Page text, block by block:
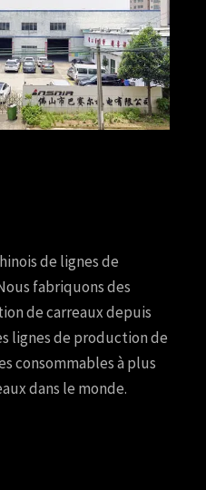
de lignes de
fabriquons des
de carreaux depuis
lignes de production de
consommables à plus
dans le monde.